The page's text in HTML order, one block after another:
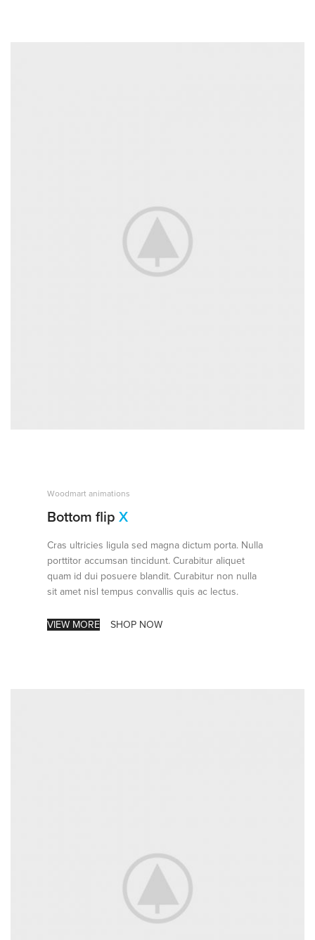
Woodmart animations
Bottom flipX
Cras ultricies ligula sed magna dictum porta. Nulla
porttitor accumsan tincidunt. Curabitur aliquet
quam id dui posuere blandit. Curabitur non nulla
sit amet nisl tempus convallis quis ac lectus.
VIEW MORE SHOP NOW